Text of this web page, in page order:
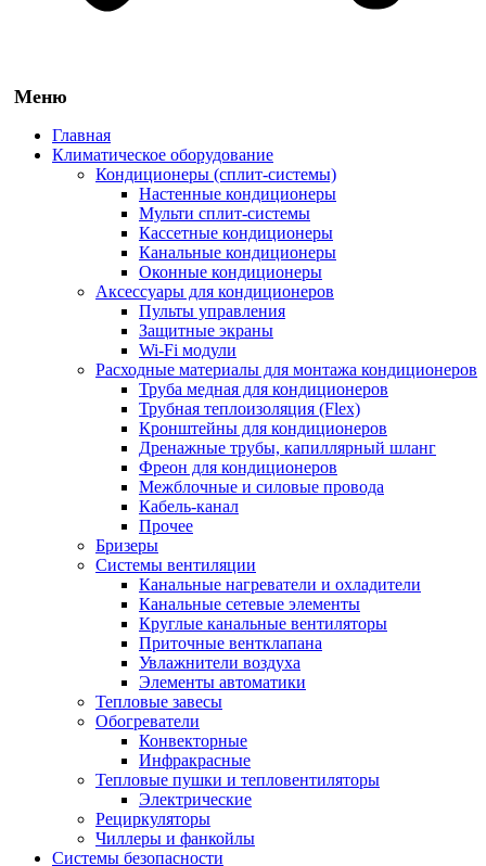
Главная
Климатическое оборудование
Кондиционеры (сплит-системы)
Настенные кондиционеры
Мульти сплит-системы
Кассетные кондиционеры
Канальные кондиционеры
Оконные кондиционеры
Аксессуары для кондиционеров
Пульты управления
Защитные экраны
Wi-Fi модули
Расходные материалы для монтажа кондиционеров
Труба медная для кондиционеров
Трубная теплоизоляция (Flex)
Кронштейны для кондиционеров
Дренажные трубы, капиллярный шланг
Фреон для кондиционеров
Межблочные и силовые провода
Кабель-канал
Прочее
Бризеры
Системы вентиляции
Канальные нагреватели и охладители
Канальные сетевые элементы
Круглые канальные вентиляторы
Приточные вентклапана
Увлажнители воздуха
Элементы автоматики
Тепловые завесы
Обогреватели
Конвекторные
Инфракрасные
Тепловые пушки и тепловентиляторы
Электрические
Рециркуляторы
Чиллеры и фанкойлы
Системы безопасности